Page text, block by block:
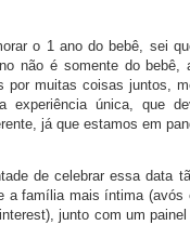
o 1 ano do bebê, sei
não é somente do
por muitas coisas juntos,
experiência única, que
já que estamos em
de celebrar essa data
a família mais íntima
junto com um